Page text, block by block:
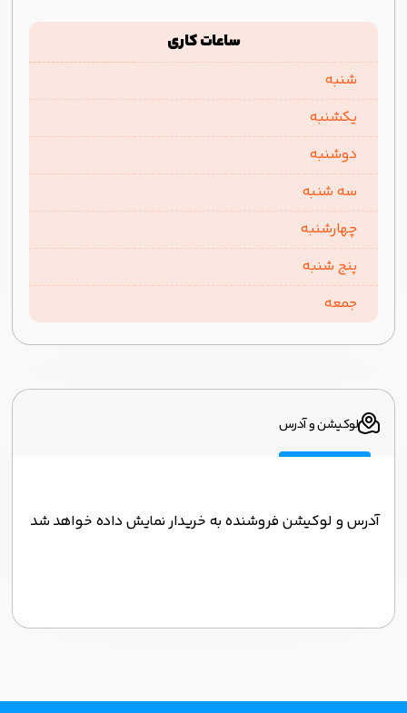
ساعات کاری
شنبه
یکشنبه
دوشنبه
سه شنبه
چهارشنبه
پنج شنبه
جمعه
لوکیشن و آدرس
آدرس و لوکیشن فروشنده به خریدار نمایش داده خواهد شد